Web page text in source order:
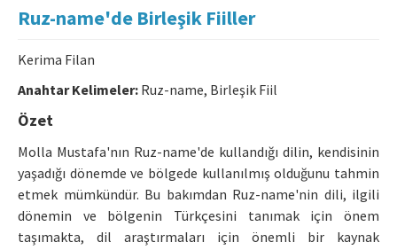
Aim & Scope
Editorial Board
Ethical Principles
Contact Us
Manuscript Submission
Ruz-name'de Birleşik Fiiller
Kerima Filan
Anahtar Kelimeler: Ruz-name, Birleşik Fiil
Özet
Molla Mustafa'nın Ruz-name'de kullandığı dilin, kendisinin
yaşadığı dönemde ve bölgede kullanılmış olduğunu tahmin
etmek mümkündür. Bu bakımdan Ruz-name'nin dili, ilgili
dönemin ve bölgenin Türkçesini tanımak için önem
taşımakta, dil araştırmaları için önemli bir kaynak